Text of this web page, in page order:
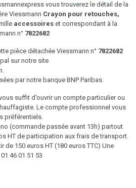
vous trouverez le détail de la
Viessmann Crayon pour retouches,
accessoires et correspondant à la
n° 7822682
pièce détachée Viessmann n° 7822682
sur notre site
par notre banque BNP Paribas.
suffit d’ouvrir un compte particulier ou
Le compte professionnel vous
préférentiels.
(commande passée avant 13h) partout
HT de participation aux frais de transport.
de 150 euros HT (180 euros TTC) Une
46 01 51 53